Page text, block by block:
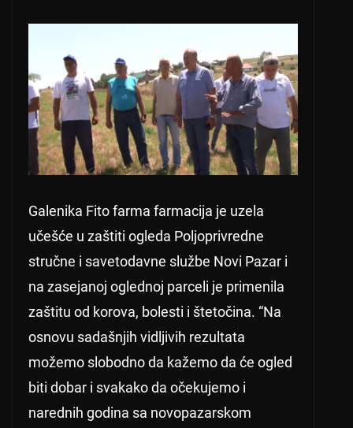
Galenika Fito farma farmacija je uzela
učešće u zaštiti ogleda Poljoprivredne
stručne i savetodavne službe Novi Pazar i
na zasejanoj oglednoj parceli je primenila
zaštitu od korova, bolesti i štetočina. “Na
osnovu sadašnjih vidljivih rezultata
možemo slobodno da kažemo da će ogled
biti dobar i svakako da očekujemo i
narednih godina sa novopazarskom